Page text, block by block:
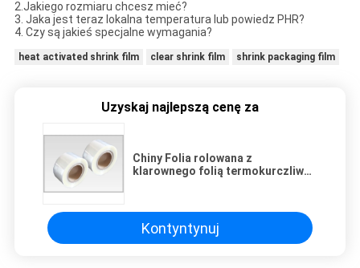
2.Jakiego rozmiaru chcesz mieć?
3. Jaka jest teraz lokalna temperatura lub powiedz PHR?
4. Czy są jakieś specjalne wymagania?
heat activated shrink film clear shrink film shrink packaging film
Uzyskaj najlepszą cenę za
Chiny Folia rolowana z
klarownego folią termokurczliwą
Kontyntynuj